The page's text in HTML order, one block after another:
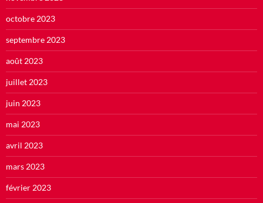
octobre 2023
septembre 2023
août 2023
juillet 2023
juin 2023
mai 2023
avril 2023
mars 2023
février 2023